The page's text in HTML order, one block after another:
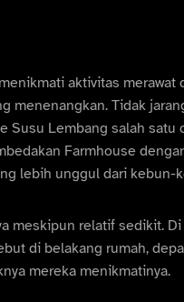
aktivitas merawat
menenangkan. Tidak
Susu Lembang salah satu
Farmhouse
lebih unggul dari kebun-
meskipun relatif sedikit.
di belakang rumah,
mereka menikmatinya.